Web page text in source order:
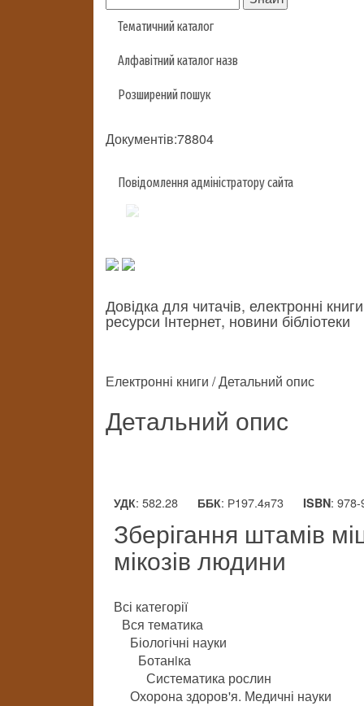
Тематичний каталог
Алфавітний каталог назв
Розширений пошук
Документів:78804
Повідомлення адміністратору сайта
Довідка для читачів, електронні
ресурси Інтернет, новини бібліотеки
Електронні книги / Детальний опис
Детальний опис
УДК: 582.28 ББК: Р197.4я73 ISBN:
Зберігання штамів
мікозів людини
Всі категорії
Вся тематика
Біологічні науки
Ботанiка
Систематика рослин
Охорона здоров'я. Медичні науки